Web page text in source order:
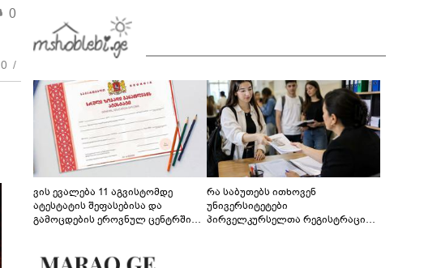
0
0 /
გზამკვლევი
ვის ევალება 11 აგვისტომდე
ატესტატის შეფასებისა და
გამოცდების ეროვნულ ცენტრში
რა საბუთებს ითხოვენ
უნივერსიტეტები
პირველკურსელთა რეგისტრაციის